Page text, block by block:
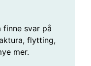
finne svar på
flytting,
mer.